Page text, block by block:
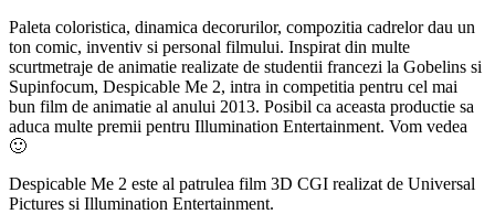
Paleta coloristica, dinamica decorurilor, compozitia cadrelor dau un
ton comic, inventiv si personal filmului. Inspirat din multe
scurtmetraje de animatie realizate de studentii francezi la Gobelins si
Supinfocum, Despicable Me 2, intra in competitia pentru cel mai
bun film de animatie al anului 2013. Posibil ca aceasta productie sa
aduca multe premii pentru Illumination Entertainment. Vom vedea
🙂
Despicable Me 2 este al patrulea film 3D CGI realizat de Universal
Pictures si Illumination Entertainment.